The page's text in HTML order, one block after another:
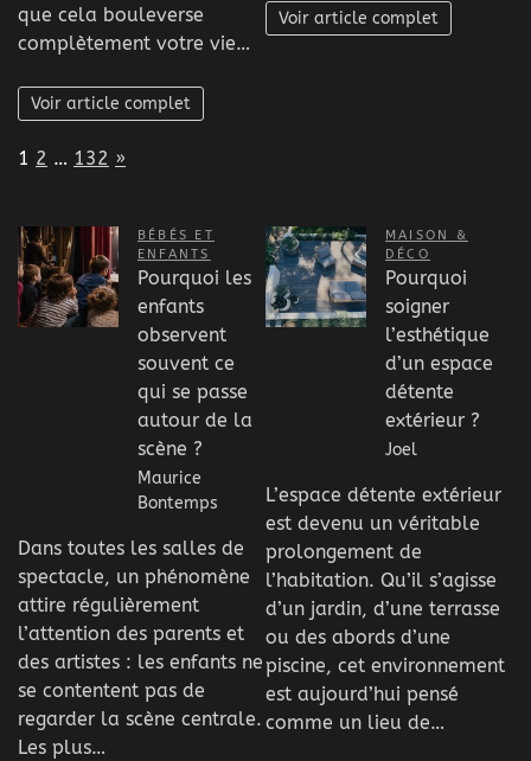
que cela bouleverse
complètement votre vie…
Voir article complet
Voir article complet
Page:
1 2 … 132 Next
»
BÉBÉS ET
ENFANTS
Pourquoi les
enfants
observent
souvent ce
qui se passe
autour de la
scène ?
Maurice
Bontemps
Dans toutes les salles de
spectacle, un phénomène
attire régulièrement
l’attention des parents et
des artistes : les enfants ne
se contentent pas de
regarder la scène centrale.
Les plus…
MAISON &
DÉCO
Pourquoi
soigner
l’esthétique
d’un espace
détente
extérieur ?
Joel
L’espace détente extérieur
est devenu un véritable
prolongement de
l’habitation. Qu’il s’agisse
d’un jardin, d’une terrasse
ou des abords d’une
piscine, cet environnement
est aujourd’hui pensé
comme un lieu de…